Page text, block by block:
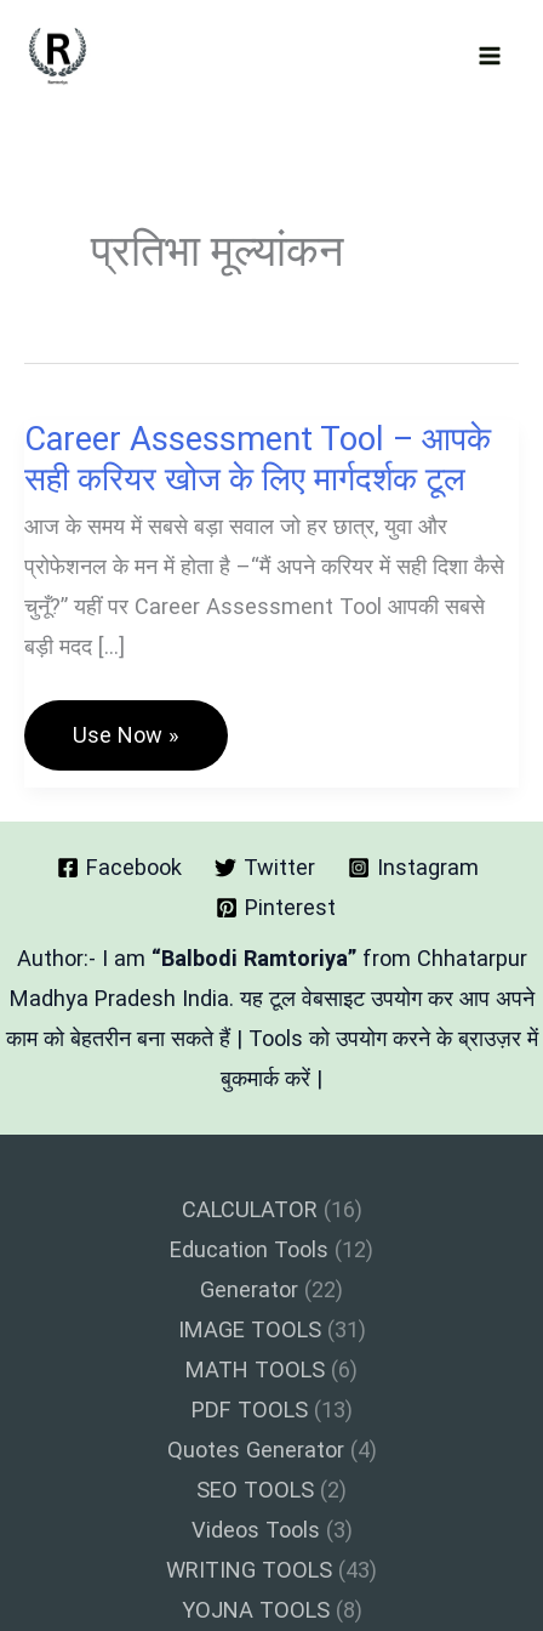
प्रतिभा मूल्यांकन
Career Assessment Tool – आपके
सही करियर खोज के लिए मार्गदर्शक टूल
आज के समय में सबसे बड़ा सवाल जो हर छात्र, युवा और
प्रोफेशनल के मन में होता है –“मैं अपने करियर में सही दिशा कैसे
चुनूँ?” यहीं पर Career Assessment Tool आपकी सबसे
बड़ी मदद […]
Career
Tool
आपके
करियर
खोज
मार्गदर्शक
टूल
Use Now »
Facebook Twitter
Instagram
Pinterest
Author:- I am “Balbodi Ramtoriya” from Chhatarpur
Madhya Pradesh India. यह टूल वेबसाइट उपयोग कर आप अपने
काम को बेहतरीन बना सकते हैं | Tools को उपयोग करने के ब्राउज़र में
बुकमार्क करें |
CALCULATOR (16)
Education Tools (12)
Generator (22)
IMAGE TOOLS(31)
MATH TOOLS (6)
PDF TOOLS(13)
Quotes Generator(4)
SEO TOOLS (2)
Videos Tools (3)
WRITING TOOLS (43)
YOJNA TOOLS(8)